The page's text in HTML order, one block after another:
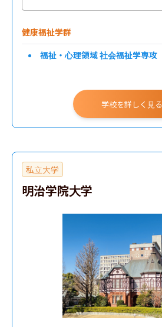
健康福祉学群
福祉・心理領域 社会福祉学専攻
学校を詳しく見る
私立大学
明治学院大学